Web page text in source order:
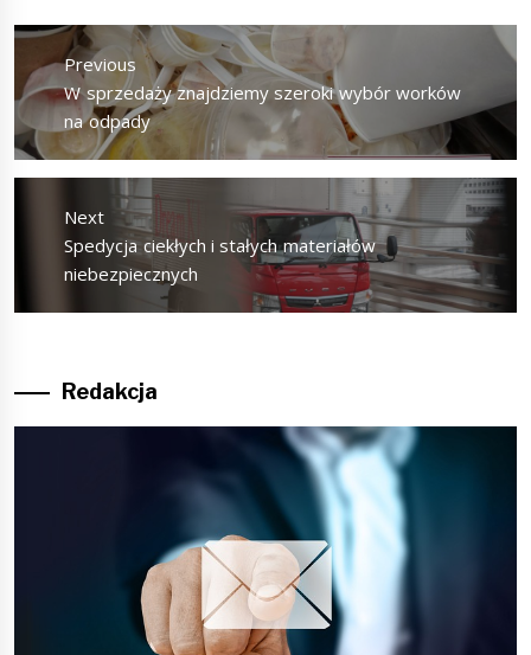
Nawigacja
wpisuPrevious
Previous
post:
W sprzedaży znajdziemy szeroki wybór worków
na odpady
Next
Next
post:
Spedycja ciekłych i stałych materiałów
niebezpiecznych
Redakcja